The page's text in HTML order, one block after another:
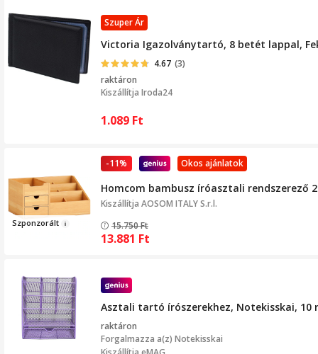
Szuper Ár
Victoria Igazolványtartó, 8 betét lappal,
4.67 (3)
raktáron
Kiszállítja Iroda24
1.089 Ft
Szponzorált
Okos ajánlatok
-11%
Homcom bambusz íróasztali rendszerező
Kiszállítja AOSOM ITALY S.r.l.
15.750Ft
13.881 Ft
Asztali tartó írószerekhez, Notekisskai, 10
raktáron
Forgalmazza a(z) Notekisskai